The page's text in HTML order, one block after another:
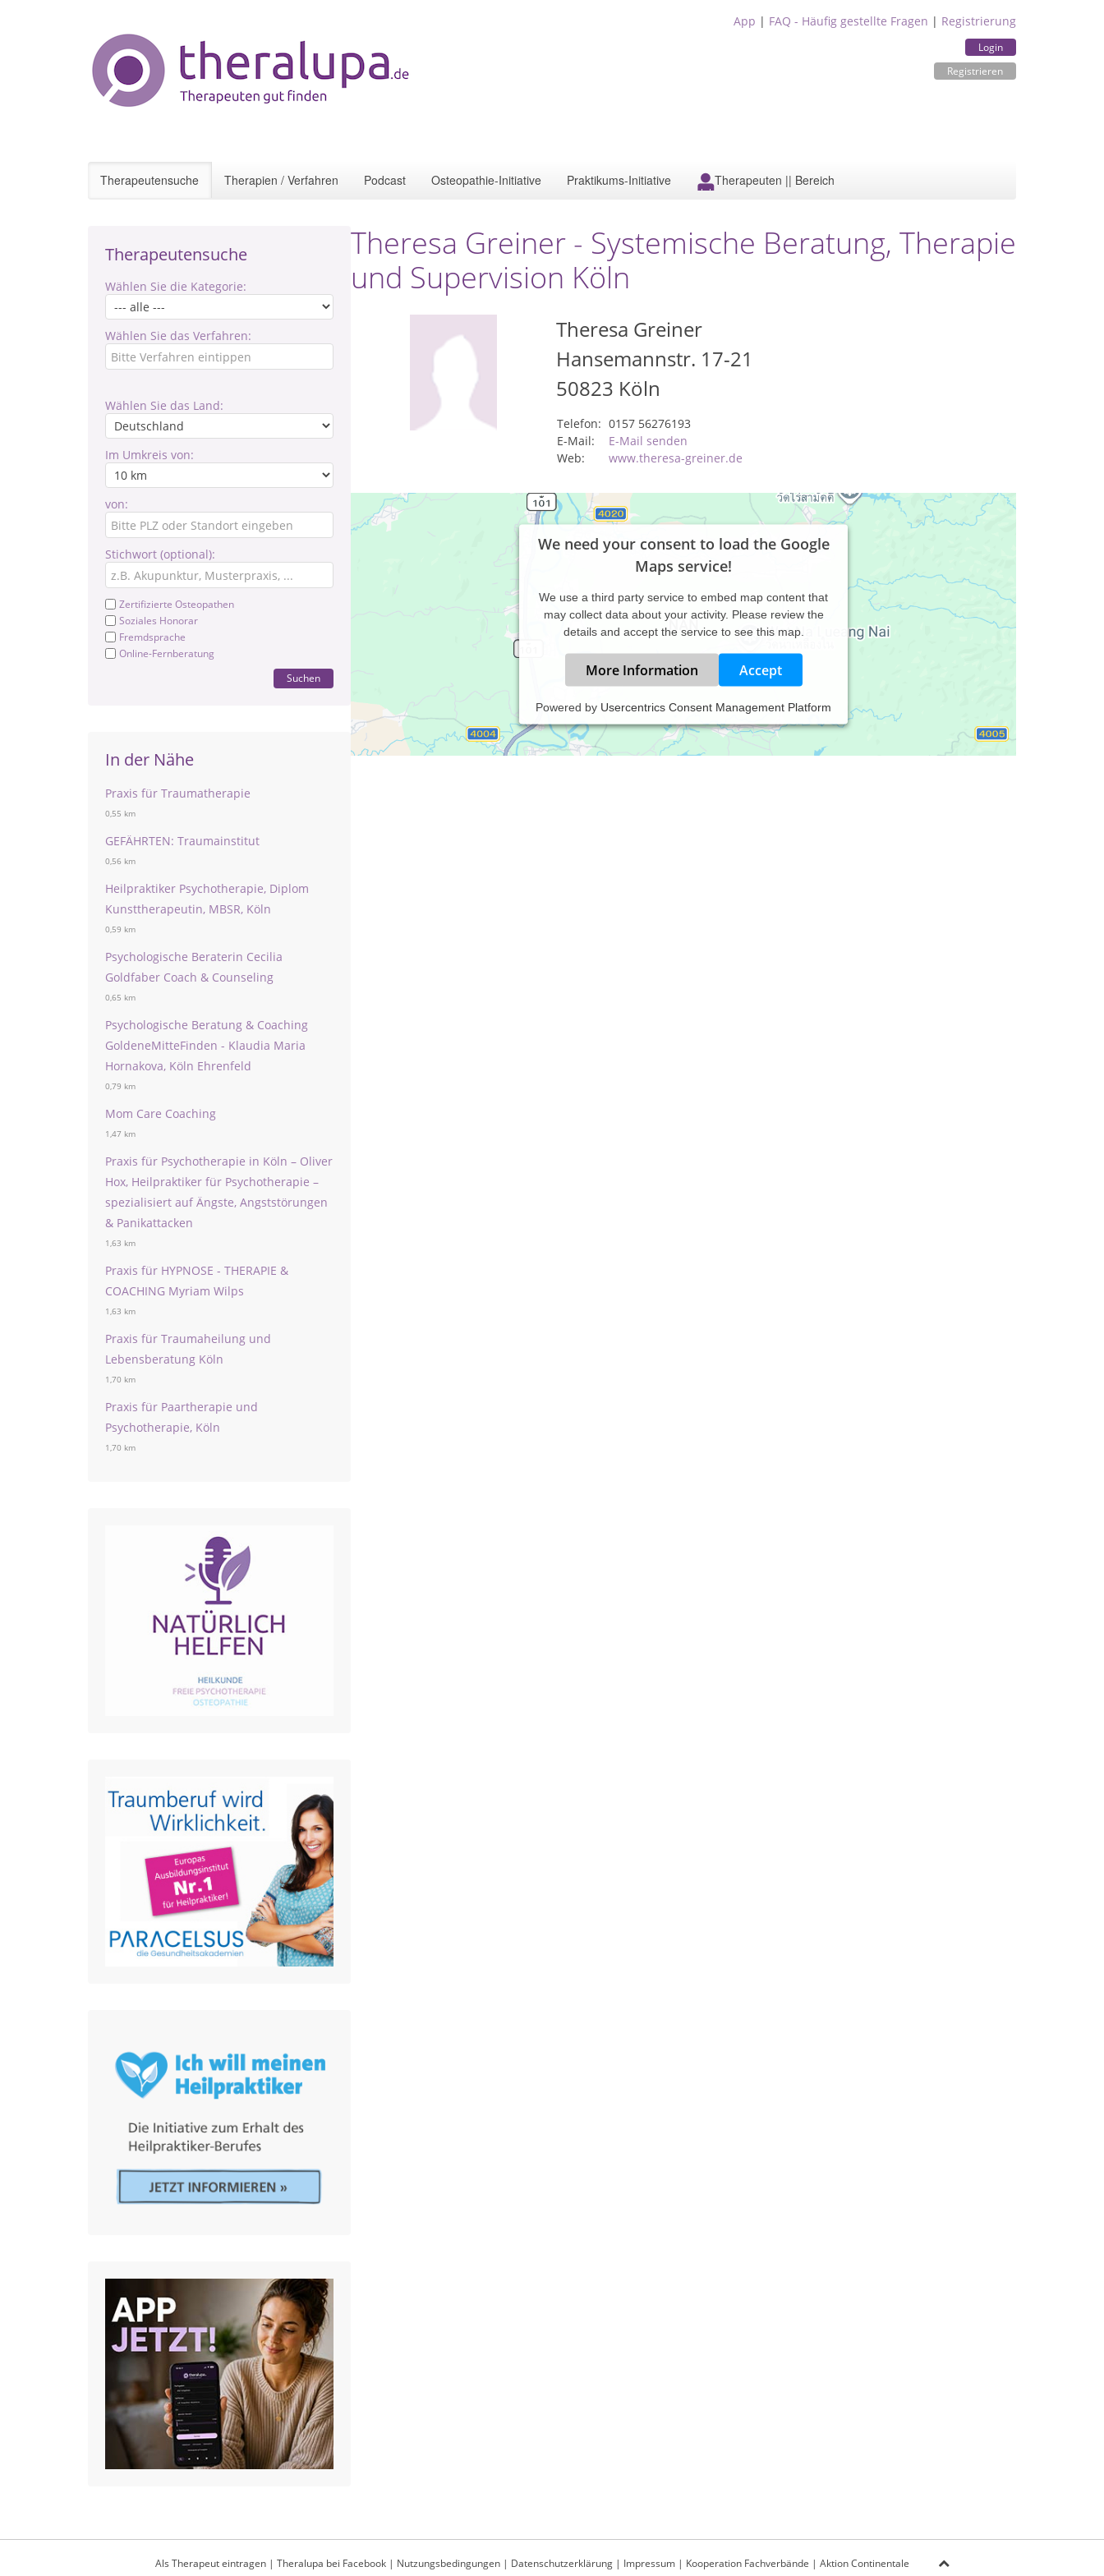
App | FAQ - Häufig gestellte Fragen | Registrierung
Login
Registrieren
Therapeutensuche Therapien / Verfahren Podcast Osteopathie-Initiative Praktikums-Initiative Therapeuten || Bereich
Therapeutensuche
Wählen Sie die Kategorie:
Wählen Sie das Verfahren:
Wählen Sie das Land:
Im Umkreis von:
von:
Stichwort (optional):
Zertifizierte Osteopathen
Soziales Honorar
Fremdsprache
Online-Fernberatung
Suchen
In der Nähe
Praxis für Traumatherapie
0,55 km
GEFÄHRTEN: Traumainstitut
0,56 km
Heilpraktiker Psychotherapie, Diplom
Kunsttherapeutin, MBSR, Köln
0,59 km
Psychologische Beraterin Cecilia
Goldfaber Coach & Counseling
0,65 km
Psychologische Beratung & Coaching
GoldeneMitteFinden - Klaudia Maria
Hornakova, Köln Ehrenfeld
0,79 km
Mom Care Coaching
1,47 km
Praxis für Psychotherapie in Köln – Oliver
Hox, Heilpraktiker für Psychotherapie –
spezialisiert auf Ängste, Angststörungen
& Panikattacken
1,63 km
Praxis für HYPNOSE - THERAPIE &
COACHING Myriam Wilps
1,63 km
Praxis für Traumaheilung und
Lebensberatung Köln
1,70 km
Praxis für Paartherapie und
Psychotherapie, Köln
1,70 km
Theresa Greiner - Systemische Beratung, Therapie
und Supervision Köln
Theresa Greiner
Hansemannstr. 17-21
50823 Köln
Telefon: 0157 56276193
E-Mail:
E-Mail senden
Web:
www.theresa-greiner.de
We need your consent to load the Google
Maps service!
We use a third party service to embed map content that
may collect data about your activity. Please review the
details and accept the service to see this map.
More Information Accept
Powered by Usercentrics Consent Management Platform
Verantwortlich für den Inhalt des Eintrages ist: Theresa Greiner
Als Therapeut eintragen| Theralupa bei Facebook| Nutzungsbedingungen| Datenschutzerklärung| Impressum| Kooperation Fachverbände | Aktion Continentale